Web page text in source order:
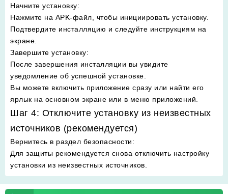
Начните установку:
Нажмите на APK-файл, чтобы инициировать установку.
Подтвердите инсталляцию и следуйте инструкциям на
экране.
Завершите установку:
После завершения инсталляции вы увидите
уведомление об успешной установке.
Вы можете включить приложение сразу или найти его
ярлык на основном экране или в меню приложений.
Шаг 4: Отключите установку из неизвестных
источников (рекомендуется)
Вернитесь в раздел безопасности:
Для защиты рекомендуется снова отключить настройку
установки из неизвестных источников.